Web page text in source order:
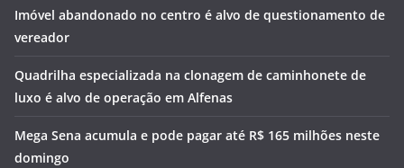
Imóvel abandonado no centro é alvo de questionamento de
vereador
Quadrilha especializada na clonagem de caminhonete de
luxo é alvo de operação em Alfenas
Mega Sena acumula e pode pagar até R$ 165 milhões neste
domingo